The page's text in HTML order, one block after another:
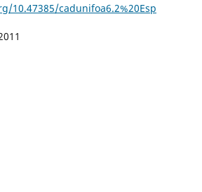
10.47385/cadunifoa6.2%20Esp